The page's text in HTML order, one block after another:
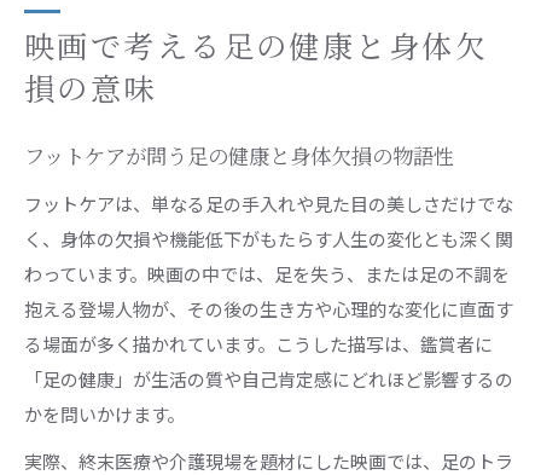
映画で考える足の健康と身体欠
損の意味
フットケアが問う足の健康と身体欠損の物語性
フットケアは、単なる足の手入れや見た目の美しさだけでな
く、身体の欠損や機能低下がもたらす人生の変化とも深く関
わっています。映画の中では、足を失う、または足の不調を
抱える登場人物が、その後の生き方や心理的な変化に直面す
る場面が多く描かれています。こうした描写は、鑑賞者に
「足の健康」が生活の質や自己肯定感にどれほど影響するの
かを問いかけます。
実際、終末医療や介護現場を題材にした映画では、足のトラ